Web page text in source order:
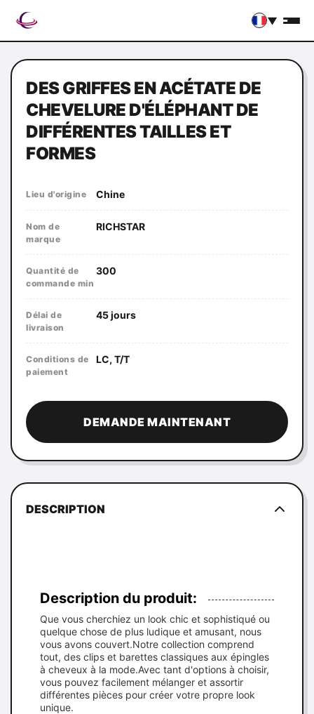
▼
DES GRIFFES EN ACÉTATE DE
CHEVELURE D'ÉLÉPHANT DE
DIFFÉRENTES TAILLES ET
FORMES
Lieu d'origine Chine
Nom de
marque
RICHSTAR
Quantité de
commande min
300
Délai de
livraison
45 jours
Conditions de
paiement
LC, T/T
DEMANDE MAINTENANT
DESCRIPTION
Description du produit:
Que vous cherchiez un look chic et sophistiqué ou
quelque chose de plus ludique et amusant, nous
vous avons couvert.Notre collection comprend
tout, des clips et barettes classiques aux épingles
à cheveux à la mode.Avec tant d'options à choisir,
vous pouvez facilement mélanger et assortir
différentes pièces pour créer votre propre look
unique.